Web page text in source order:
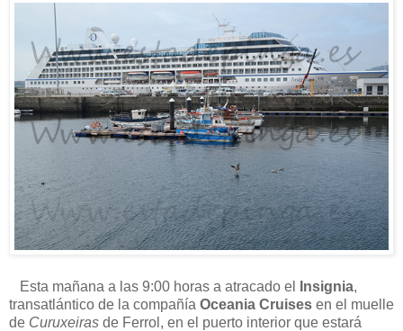
Esta mañana a las 9:00 horas a atracado el Insignia,
transatlántico de la compañía Oceania Cruises en el muelle
de Curuxeiras de Ferrol, en el puerto interior que estará